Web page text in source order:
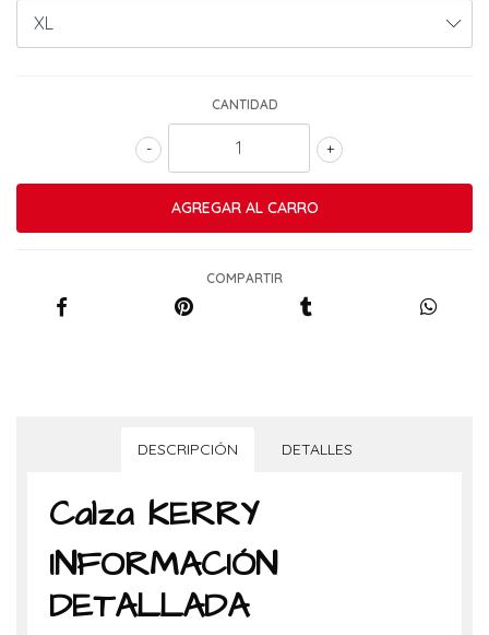
CANTIDAD
+
-
COMPARTIR
DESCRIPCIÓN DETALLES
Calza KERRY
INFORMACIÓN
DETALLADA